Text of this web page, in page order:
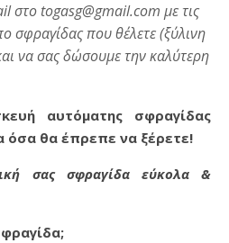
στο togasg@gmail.com με τις
σφραγίδας που θέλετε (ξύλινη
να σας δώσουμε την καλύτερη
αυτόματης σφραγίδας
όσα θα έπρεπε να ξέρετε!
σας σφραγίδα εύκολα &